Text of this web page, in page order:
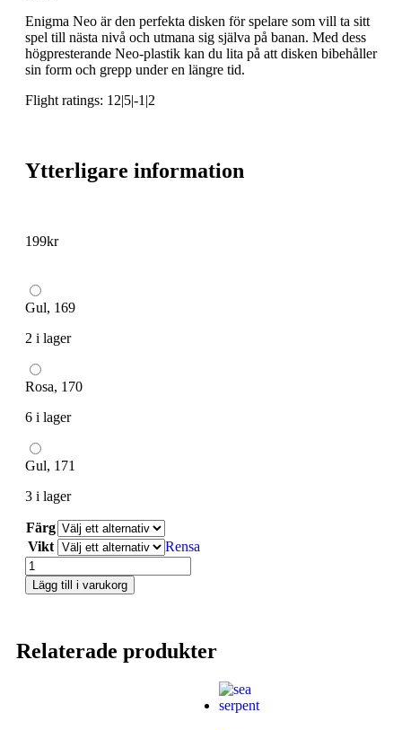
Enigma Neo är den perfekta disken för spelare som vill ta sitt
spel till nästa nivå och utmana sig själva på banan. Med dess
högpresterande Neo-plastik kan du lita på att disken bibehåller
sin form och grepp under en längre tid.
Flight ratings: 12|5|-1|2
Ytterligare information
199kr
Gul, 169
2 i lager
Rosa, 170
6 i lager
Gul, 171
3 i lager
Färg
Vikt
Rensa
Lägg till i varukorg
Relaterade produkter